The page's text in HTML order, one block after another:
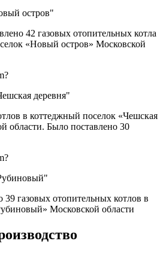
остров"
42 газовых отопительных котла
«Новый остров» Московской
деревня"
в коттеджный поселок «Чешская
области. Было поставлено 30
газовых отопительных котлов в
Московской области